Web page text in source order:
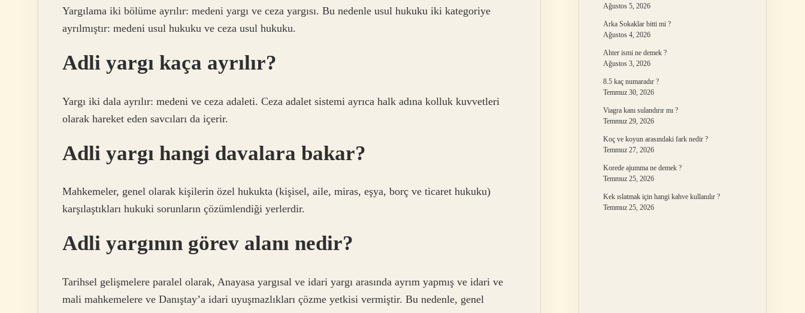
Yargılama iki bölüme ayrılır: medeni yargı ve ceza yargısı. Bu nedenle usul hukuku iki kategoriye
ayrılmıştır: medeni usul hukuku ve ceza usul hukuku.
Adli yargı kaça ayrılır?
Yargı iki dala ayrılır: medeni ve ceza adaleti. Ceza adalet sistemi ayrıca halk adına kolluk kuvvetleri
olarak hareket eden savcıları da içerir.
Adli yargı hangi davalara bakar?
Mahkemeler, genel olarak kişilerin özel hukukta (kişisel, aile, miras, eşya, borç ve ticaret hukuku)
karşılaştıkları hukuki sorunların çözümlendiği yerlerdir.
Adli yargının görev alanı nedir?
Tarihsel gelişmelere paralel olarak, Anayasa yargısal ve idari yargı arasında ayrım yapmış ve idari ve
mali mahkemelere ve Danıştay’a idari uyuşmazlıkları çözme yetkisi vermiştir. Bu nedenle, genel
Ağustos 5, 2026
Arka Sokaklar bitti mi ?
Ağustos 4, 2026
Ahter ismi ne demek ?
Ağustos 3, 2026
8.5 kaç numaradır ?
Temmuz 30, 2026
Viagra kanı sulandırır mı ?
Temmuz 29, 2026
Koç ve koyun arasındaki fark nedir ?
Temmuz 27, 2026
Korede ajumma ne demek ?
Temmuz 25, 2026
Kek ıslatmak için hangi kahve kullanılır ?
Temmuz 25, 2026